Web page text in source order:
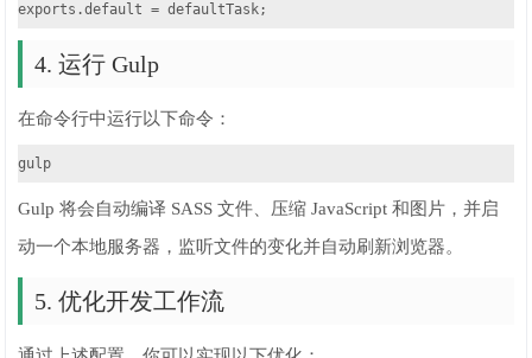
exports.default = defaultTask;
4. 运行 Gulp
在命令行中运行以下命令：
gulp
Gulp 将会自动编译 SASS 文件、压缩 JavaScript 和图片，并启
动一个本地服务器，监听文件的变化并自动刷新浏览器。
5. 优化开发工作流